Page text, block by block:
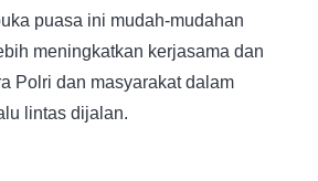
puasa ini mudah-mudahan
meningkatkan kerjasama dan
Polri dan masyarakat dalam
lintas dijalan.